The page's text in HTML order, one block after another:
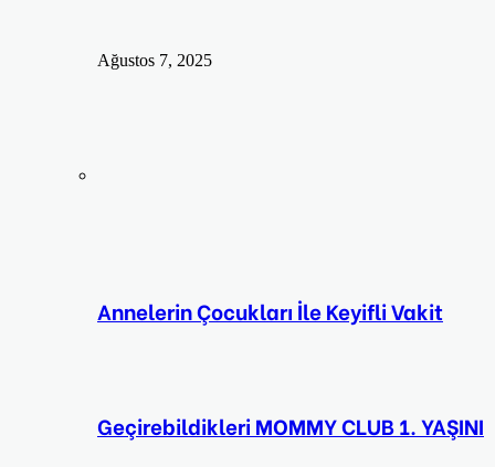
Ağustos 7, 2025
Annelerin Çocukları İle Keyifli Vakit
Geçirebildikleri MOMMY CLUB 1. YAŞINI